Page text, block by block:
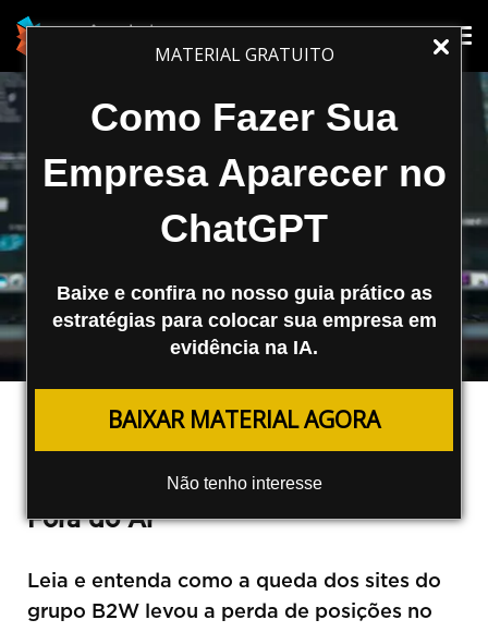
MATERIAL GRATUITO
Como Fazer Sua
Empresa Aparecer no
ChatGPT
Baixe e confira no nosso guia prático as
estratégias para colocar sua empresa em
evidência na IA.
BAIXAR MATERIAL AGORA
Não tenho interesse
Site da Americanas Perde Mais de
20 Mil Posições no Google ao Ficar
Fora do Ar
Leia e entenda como a queda dos sites do
grupo B2W levou a perda de posições no